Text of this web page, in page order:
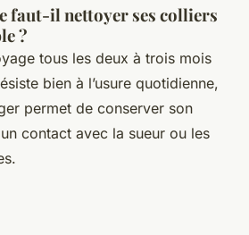
faut-il nettoyer ses colliers
?
tous les deux à trois mois
bien à l’usure quotidienne,
permet de conserver son
contact avec la sueur ou les